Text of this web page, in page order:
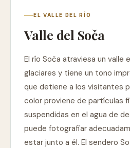
EL VALLE DEL RÍO
Valle del Soča
El río Soča atraviesa un valle
glaciares y tiene un tono
que detiene a los visitantes
color proviene de partículas
suspendidas en el agua de
puede fotografiar
estar junto a él. El sendero